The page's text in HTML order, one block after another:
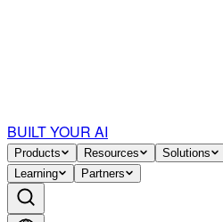
BUILT YOUR AI
Products Resources Solutions
Learning
Partners